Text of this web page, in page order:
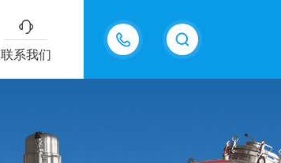
13770985289
联系我们